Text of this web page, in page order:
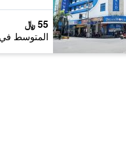
55 ﷼
المتوسط في